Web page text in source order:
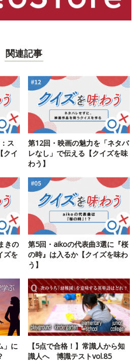
関連記事
ス
クイ
第12回・映画の魅力を「ネタバ
レなし」で伝える【クイズを味
わう】
きの
ズを
第5回・aikoの代表曲3選に『桜
の時』は入るか【クイズを味わ
う】
」に
【5点で合格！】常識人から知
識人へ 博識テストvol.85